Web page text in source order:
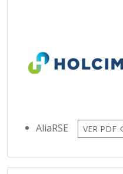
AliaRSE VER PDF